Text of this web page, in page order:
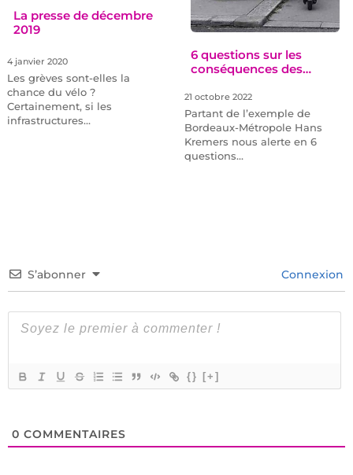
La presse de décembre
2019
4 janvier 2020
Les grèves sont-elles la
chance du vélo ?
Certainement, si les
infrastructures…
6 questions sur les
conséquences des…
21 octobre 2022
Partant de l’exemple de
Bordeaux-Métropole Hans
Kremers nous alerte en 6
questions…
S’abonner Connexion
{} [+]
0 COMMENTAIRES